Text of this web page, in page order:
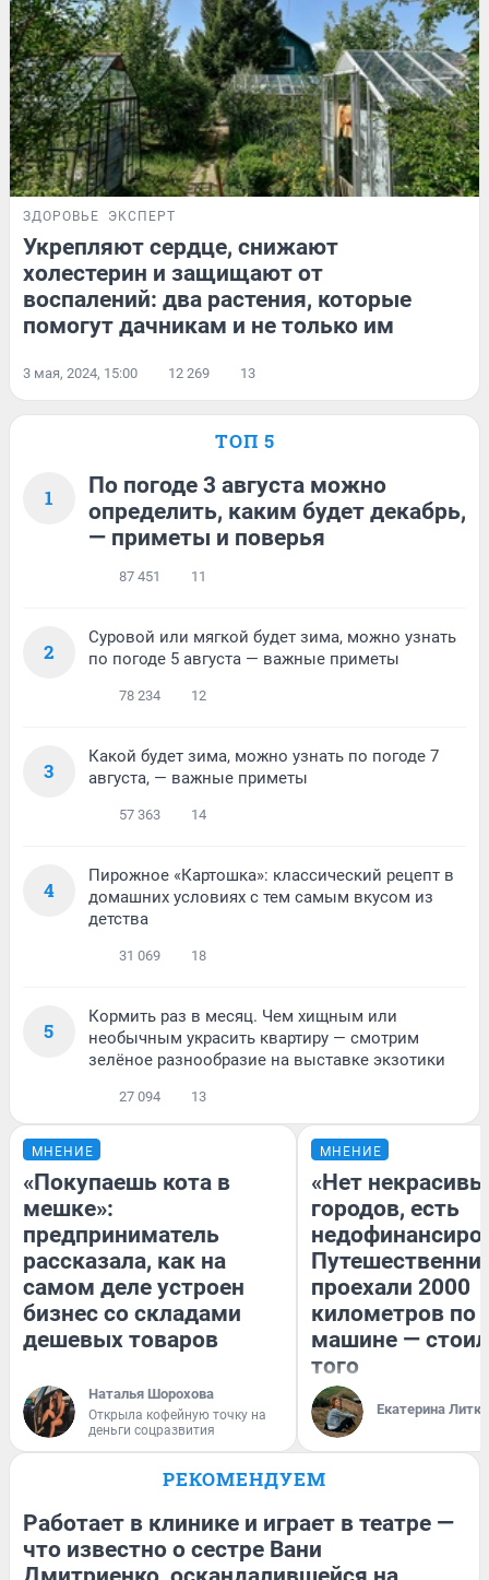
ЗДОРОВЬЕ ЭКСПЕРТ
Укрепляют сердце, снижают
холестерин и защищают от
воспалений: два растения, которые
помогут дачникам и не только им
3 мая, 2024, 15:00 12 269 13
ТОП 5
1
По погоде 3 августа можно
определить, каким будет декабрь,
— приметы и поверья
87 451 11
2
Суровой или мягкой будет зима, можно узнать
по погоде 5 августа — важные приметы
78 234 12
3
Какой будет зима, можно узнать по погоде 7
августа, — важные приметы
57 363 14
4
Пирожное «Картошка»: классический рецепт в
домашних условиях с тем самым вкусом из
детства
31 069 18
5
Кормить раз в месяц. Чем хищным или
необычным украсить квартиру — смотрим
зелёное разнообразие на выставке экзотики
27 094 13
МНЕНИЕ
«Покупаешь кота в
мешке»:
предприниматель
рассказала, как на
самом деле устроен
бизнес со складами
дешевых товаров
Наталья Шорохова
Открыла кофейную точку на
деньги соцразвития
МНЕНИЕ
«Нет
городов, есть
проехали 2000
километров по
машине —
того
Екатерина
РЕКОМЕНДУЕМ
Работает в клинике и играет в театре —
что известно о сестре Вани